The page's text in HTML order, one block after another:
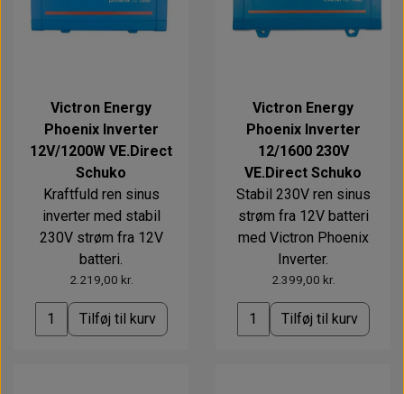
Victron Energy
Phoenix Inverter
12V/1200W VE.Direct
Schuko
Kraftfuld ren sinus
inverter med stabil
230V strøm fra 12V
batteri.
2.219,00 kr.
Tilføj til kurv
Victron Energy
Phoenix Inverter
12/1600 230V
VE.Direct Schuko
Stabil 230V ren sinus
strøm fra 12V batteri
med Victron Phoenix
Inverter.
2.399,00 kr.
Tilføj til kurv